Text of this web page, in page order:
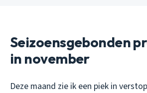
Seizoensgebonden
in november
Deze maand zie ik een piek in